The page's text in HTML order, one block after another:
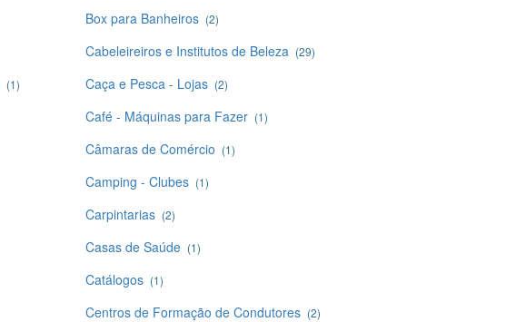
Box para Banheiros (2)
Cabeleireiros e Institutos de Beleza (29)
(1) Caça e Pesca - Lojas (2)
Café - Máquinas para Fazer (1)
Câmaras de Comércio (1)
Camping - Clubes (1)
Carpintarias (2)
Casas de Saúde (1)
Catálogos (1)
Centros de Formação de Condutores (2)